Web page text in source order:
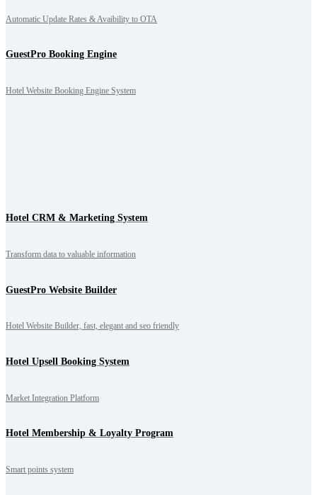
Automatic Update Rates & Avaibility to OTA
GuestPro Booking Engine
Hotel Website Booking Engine System
Hotel CRM & Marketing System
Transform data to valuable information
GuestPro Website Builder
Hotel Website Builder, fast, elegant and seo friendly
Hotel Upsell Booking System
Market Integration Platform
Hotel Membership & Loyalty Program
Smart points system